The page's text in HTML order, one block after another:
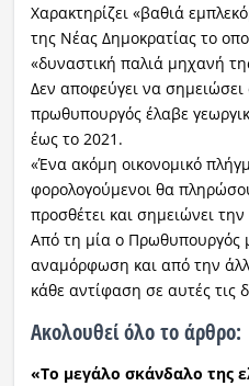
Χαρακτηρίζει «βαθιά
της Νέας Δημοκρατίας το
«δυναστική παλιά μηχανή
Δεν αποφεύγει να σημειώσει
πρωθυπουργός έλαβε
έως το 2021.
«Ένα ακόμη οικονομικό
φορολογούμενοι θα
προσθέτει και σημειώνει
Από τη μία ο Πρωθυπουργός
αναμόρφωση και από την
κάθε αντίφαση σε αυτές τις
Ακολουθεί όλο το άρθρο:
«Το μεγάλο σκάνδαλο της